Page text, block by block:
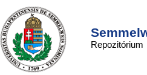
Repozitórium
Könyvfejezetek
szerint
DSpace/Manakin Repository